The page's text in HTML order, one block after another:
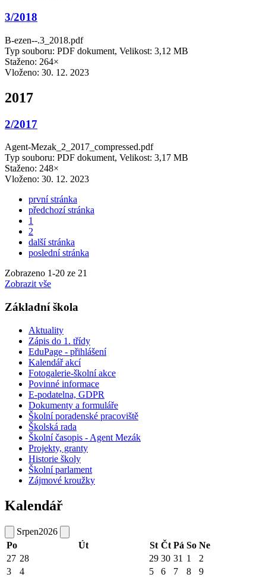
3/2018
B-ezen--.3_2018.pdf
Typ souboru: PDF dokument, Velikost: 3,12 MB
Staženo: 264×
Vloženo: 30. 12. 2023
2017
2/2017
Agent-Mezak_2_2017_compressed.pdf
Typ souboru: PDF dokument, Velikost: 3,17 MB
Staženo: 248×
Vloženo: 30. 12. 2023
první stránka
předchozí stránka
1
2
další stránka
poslední stránka
Zobrazeno 1-20 ze 21
Zobrazit vše
Základní škola
Aktuality
Zápis do 1. třídy
EduPage - přihlášení
Kalendář akcí
Fotogalerie-školní akce
Povinné informace
E-podatelna, GDPR
Dokumenty a formuláře
Školní poradenské pracoviště
Školská rada
Školní časopis - Agent Mezák
Projekty, granty
Historie školy
Školní parlament
Zájmové kroužky
Kalendář
Srpen2026
Po
Út St Čt Pá So Ne
27 28 29 30 31 1
2
3
4 5 6 7 8
9